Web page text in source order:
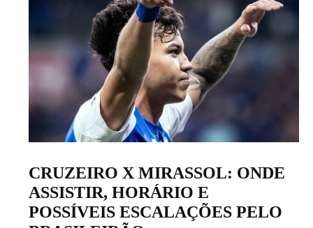
CRUZEIRO X MIRASSOL: ONDE
ASSISTIR, HORÁRIO E
POSSÍVEIS ESCALAÇÕES PELO